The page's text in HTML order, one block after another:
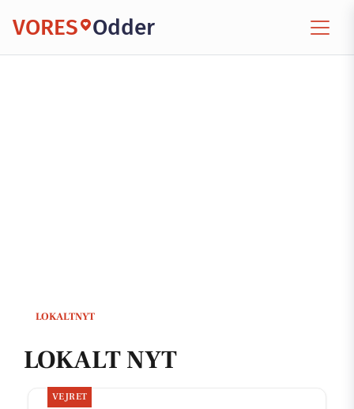
VORES Odder
LOKALTNYT
LOKALT NYT
VEJRET